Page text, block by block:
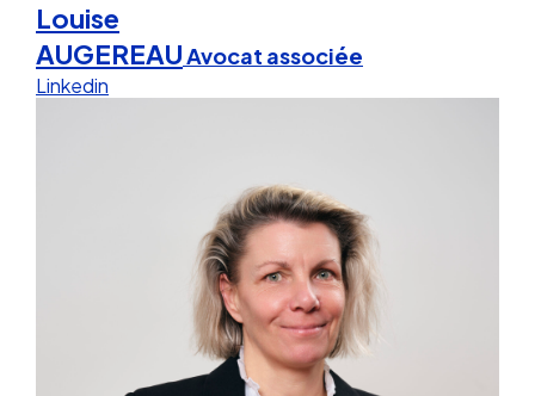
Louise
AUGEREAUAvocat associée
Linkedin